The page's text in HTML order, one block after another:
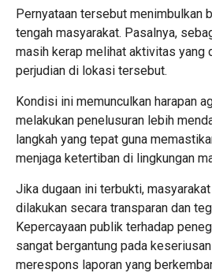
Pernyataan tersebut menimbulkan
tengah masyarakat. Pasalnya,
masih kerap melihat aktivitas yang
perjudian di lokasi tersebut.
Kondisi ini memunculkan harapan
melakukan penelusuran lebih
langkah yang tepat guna
menjaga ketertiban di lingkungan
Jika dugaan ini terbukti,
dilakukan secara transparan dan
Kepercayaan publik terhadap
sangat bergantung pada
merespons laporan yang